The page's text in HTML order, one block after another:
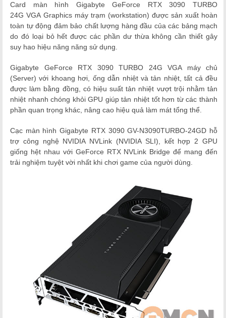
Card màn hình Gigabyte GeForce RTX 3090 TURBO
24G VGA Graphics máy trạm (workstation) được sản xuất hoàn
toàn tự động đảm bảo chất lượng hàng đầu của các bảng mạch
do đó loại bỏ hết được các phần dư thừa không cần thiết gây
suy hao hiệu năng năng sử dụng.
Gigabyte GeForce RTX 3090 TURBO 24G VGAmáy chủ
(Server) với khoang hơi, ống dẫn nhiệt và tản nhiệt, tất cả đều
được làm bằng đồng, có hiệu suất tản nhiệt vượt trội nhằm tản
nhiệt nhanh chóng khỏi GPU giúp tản nhiệt tốt hơn từ các thành
phần quan trọng khác, nâng cao hiệu quả làm mát tổng thể.
Cạc màn hìnhGigabyte RTX 3090 GV-N3090TURBO-24GD hỗ
trợ công nghệ NVIDIA NVLink (NVIDIA SLI), kết hợp 2 GPU
giống hệt nhau với GeForce RTX NVLink Bridge để mang đến
trải nghiệm tuyệt vời nhất khi chơi game của người dùng.